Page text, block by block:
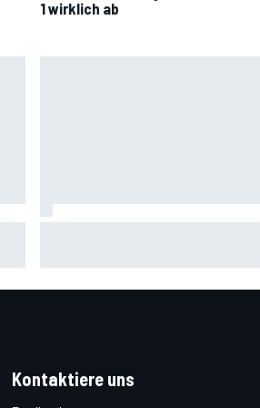
1 wirklich ab
Kontaktiere uns